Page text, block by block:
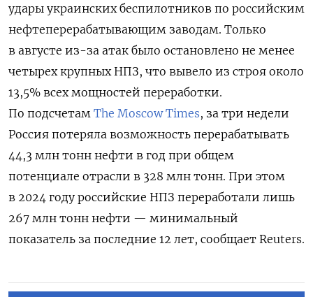
удары украинских беспилотников по российским
нефтеперерабатывающим заводам. Только
в августе из-за атак было остановлено не менее
четырех крупных НПЗ, что вывело из строя около
13,5% всех мощностей переработки.
По подсчетам The Moscow Times, за три недели
Россия потеряла возможность перерабатывать
44,3 млн тонн нефти в год при общем
потенциале отрасли в 328 млн тонн. При этом
в 2024 году российские НПЗ переработали лишь
267 млн тонн нефти — минимальный
показатель за последние 12 лет, сообщает Reuters.